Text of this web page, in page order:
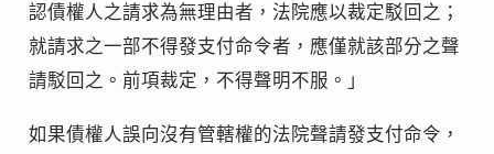
認債權人之請求為無理由者，法院應以裁定駁回之；
就請求之一部不得發支付命令者，應僅就該部分之聲
請駁回之。前項裁定，不得聲明不服。」
如果債權人誤向沒有管轄權的法院聲請發支付命令，